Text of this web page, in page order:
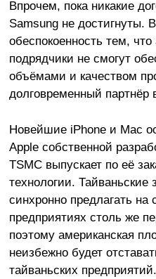
Впрочем, пока никакие
Samsung не достигнуты.
обеспокоенность тем,
подрядчики не смогут
объёмами и качеством
долговременный партнёр
Новейшие iPhone и Mac
Apple собственной
TSMC выпускает по её
технологии. Тайваньские
синхронно предлагать на
предприятиях столь же
поэтому американская
неизбежно будет
тайваньских